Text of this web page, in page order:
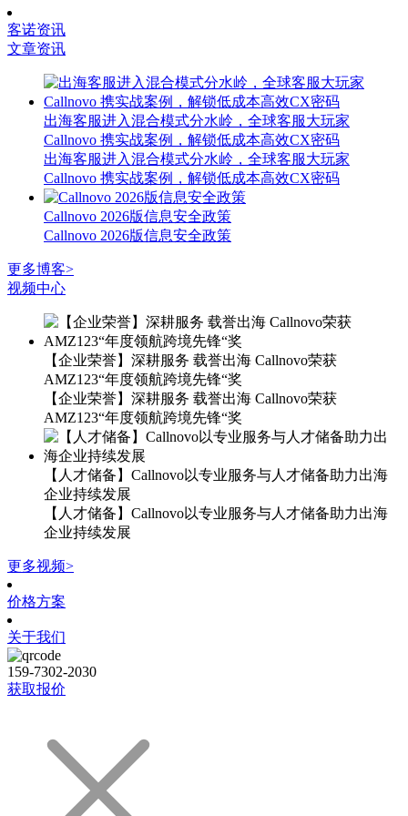
客诺资讯
文章资讯
出海客服进入混合模式分水岭，全球客服大玩家
Callnovo 携实战案例，解锁低成本高效CX密码
出海客服进入混合模式分水岭，全球客服大玩家
Callnovo 携实战案例，解锁低成本高效CX密码
Callnovo 2026版信息安全政策
Callnovo 2026版信息安全政策
更多博客>
视频中心
【企业荣誉】深耕服务 载誉出海 Callnovo荣获
AMZ123“年度领航跨境先锋“奖
【企业荣誉】深耕服务 载誉出海 Callnovo荣获
AMZ123“年度领航跨境先锋“奖
【人才储备】Callnovo以专业服务与人才储备助力出海
企业持续发展
【人才储备】Callnovo以专业服务与人才储备助力出海
企业持续发展
更多视频>
价格方案
关于我们
159-7302-2030
获取报价